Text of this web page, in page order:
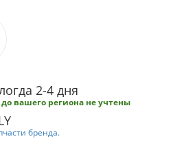
2-4 дня
вашего региона не учтены
бренда.